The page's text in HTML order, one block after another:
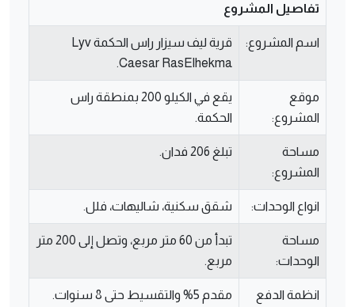
تفاصيل المشروع
اسم المشروع:
قرية ليف سيزار راس الحكمة Lyv
Caesar RasElhekma.
موقع
المشروع:
يقع في الكيلو 200 بمنطقة راس
الحكمة.
مساحة
المشروع:
تبلغ 206 فدان.
انواع الوحدات: شقق سكنية، شاليهات، فلل.
مساحة
الوحدات:
تبدأ من 60 متر مربع، وتصل إلى 200 متر
مربع.
انظمة الدفع
مقدم 5% والتقسيط حتى 8 سنوات.